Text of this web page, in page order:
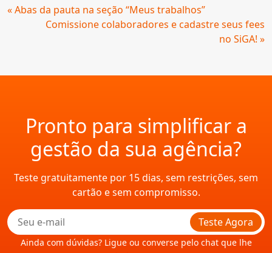
Continue
« Abas da pauta na seção “Meus trabalhos”
Comissione colaboradores e cadastre seus fees
no SiGA! »
Pronto para simplificar a
gestão da sua agência?
Teste gratuitamente por 15 dias, sem restrições, sem
cartão e sem compromisso.
Teste Agora
Ainda com dúvidas? Ligue ou converse pelo chat que lhe